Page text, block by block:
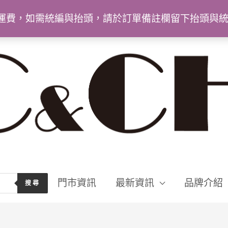
費，如需統編與抬頭，請於訂單備註欄留下抬頭與
搜尋 門市資訊 最新資訊 品牌介紹